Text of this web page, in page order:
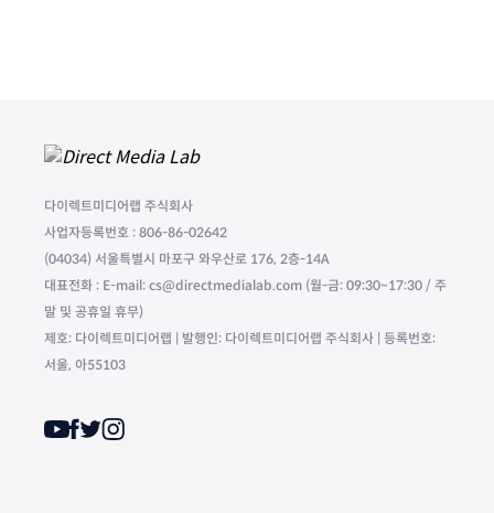
다이렉트미디어랩 주식회사
사업자등록번호 : 806-86-02642
(04034) 서울특별시 마포구 와우산로 176, 2층-14A
대표전화 : E-mail: cs@directmedialab.com (월-금: 09:30~17:30 / 주
말 및 공휴일 휴무)
제호: 다이렉트미디어랩 | 발행인: 다이렉트미디어랩 주식회사 | 등록번호:
서울, 아55103